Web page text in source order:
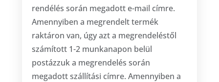
rendélés során megadott e-mail címre.
Amennyiben a megrendelt termék
raktáron van, úgy azt a megrendeléstől
számított 1-2 munkanapon belül
postázzuk a megrendelés során
megadott szállítási címre. Amennyiben a